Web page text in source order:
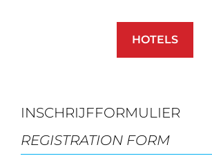
HOTELS
INSCHRIJFFORMULIER
REGISTRATION FORM